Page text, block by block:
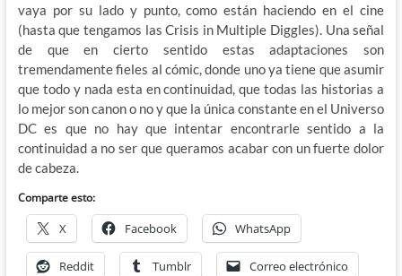
vaya por su lado y punto, como están haciendo en el cine
(hasta que tengamos las Crisis in Multiple Diggles). Una señal
de que en cierto sentido estas adaptaciones son
tremendamente fieles al cómic, donde uno ya tiene que asumir
que todo y nada esta en continuidad, que todas las historias a
lo mejor son canon o no y que la única constante en el Universo
DC es que no hay que intentar encontrarle sentido a la
continuidad a no ser que queramos acabar con un fuerte dolor
de cabeza.
Comparte esto:
X Facebook WhatsApp
Reddit Tumblr Correo electrónico